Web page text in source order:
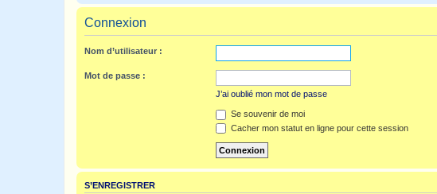
Connexion
Nom d’utilisateur :
Mot de passe :
J’ai oublié mon mot de passe
Se souvenir de moi
Cacher mon statut en ligne pour cette session
S’ENREGISTRER